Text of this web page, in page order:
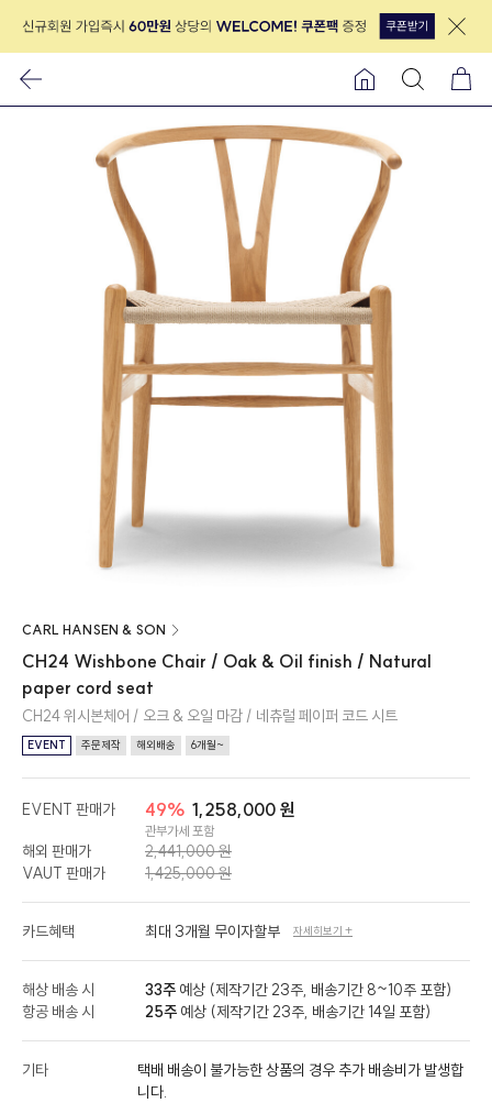
CARL HANSEN & SON
CH24 Wishbone Chair / Oak & Oil finish / Natural
paper cord seat
CH24 위시본체어 / 오크 & 오일 마감 / 네츄럴 페이퍼 코드 시트
EVENT 주문제작 해외배송 6개월~
해외 판매가
2,441,000 원
VAUT 판매가
1,425,000 원
EVENT 판매가 49% 1,258,000 원
관부가세 포함
카드혜택 최대 3개월 무이자할부 자세히보기 +
해상 배송 시 33주 예상 (제작기간 23주, 배송기간 8~10주 포함)
항공 배송 시
25주 예상 (제작기간 23주, 배송기간 14일 포함)
기타
택배 배송이 불가능한 상품의 경우 추가 배송비가 발생합
니다.